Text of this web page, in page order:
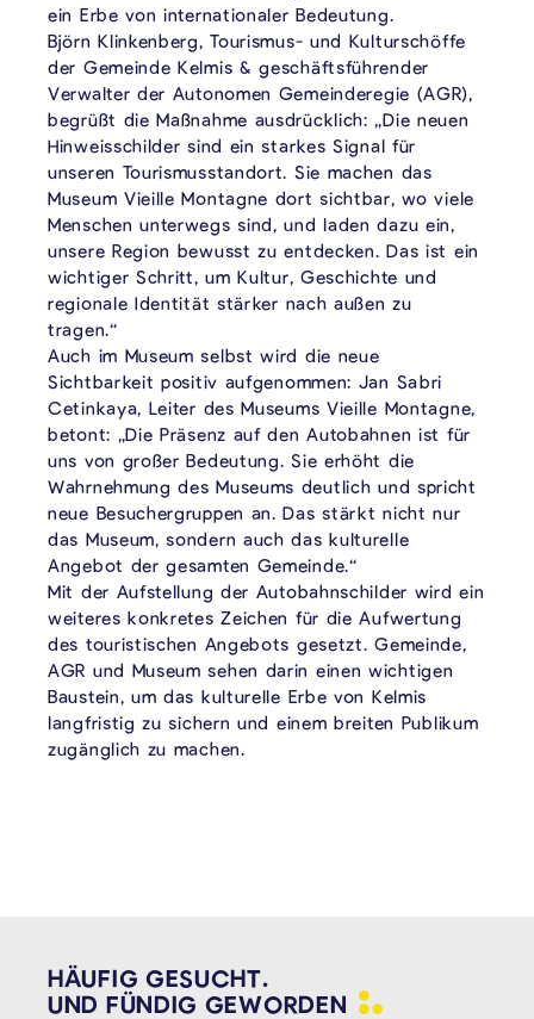
ein Erbe von internationaler Bedeutung.
Björn Klinkenberg, Tourismus- und Kulturschöffe
der Gemeinde Kelmis & geschäftsführender
Verwalter der Autonomen Gemeinderegie (AGR),
begrüßt die Maßnahme ausdrücklich: „Die neuen
Hinweisschilder sind ein starkes Signal für
unseren Tourismusstandort. Sie machen das
Museum Vieille Montagne dort sichtbar, wo viele
Menschen unterwegs sind, und laden dazu ein,
unsere Region bewusst zu entdecken. Das ist ein
wichtiger Schritt, um Kultur, Geschichte und
regionale Identität stärker nach außen zu
tragen.“
Auch im Museum selbst wird die neue
Sichtbarkeit positiv aufgenommen: Jan Sabri
Cetinkaya, Leiter des Museums Vieille Montagne,
betont: „Die Präsenz auf den Autobahnen ist für
uns von großer Bedeutung. Sie erhöht die
Wahrnehmung des Museums deutlich und spricht
neue Besuchergruppen an. Das stärkt nicht nur
das Museum, sondern auch das kulturelle
Angebot der gesamten Gemeinde.“
Mit der Aufstellung der Autobahnschilder wird ein
weiteres konkretes Zeichen für die Aufwertung
des touristischen Angebots gesetzt. Gemeinde,
AGR und Museum sehen darin einen wichtigen
Baustein, um das kulturelle Erbe von Kelmis
langfristig zu sichern und einem breiten Publikum
zugänglich zu machen.
HÄUFIG GESUCHT.
UND FÜNDIG GEWORDEN